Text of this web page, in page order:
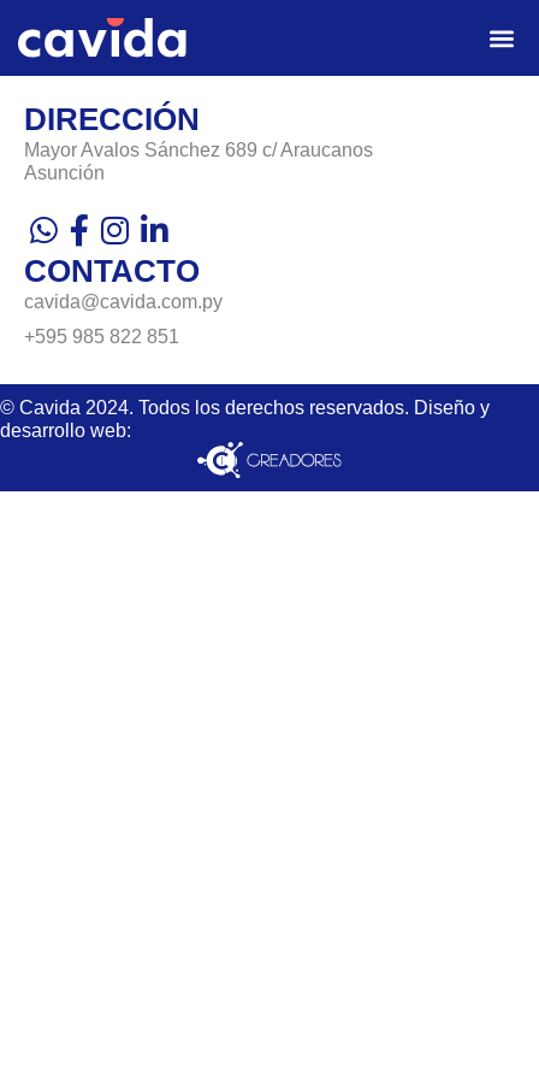
DIRECCIÓN
Mayor Avalos Sánchez 689 c/ Araucanos
Asunción
CONTACTO
cavida@cavida.com.py
+595 985 822 851
© Cavida 2024. Todos los derechos reservados. Diseño y
desarrollo web: